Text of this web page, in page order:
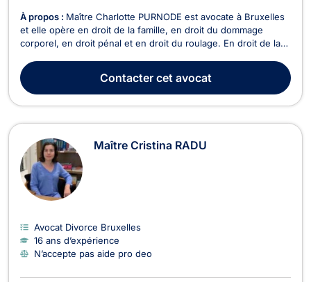
À propos : Maître Charlotte PURNODE est avocate à Bruxelles
et elle opère en droit de la famille, en droit du dommage
corporel, en droit pénal et en droit du roulage. En droit de la
procédure de divorce contentieux ou à l’amiable. Elle traite
également les litiges relatifs à ...
Contactercet avocat
Maître Cristina RADU
Avocat Divorce Bruxelles
16 ans d’expérience
N’accepte pas aide pro deo